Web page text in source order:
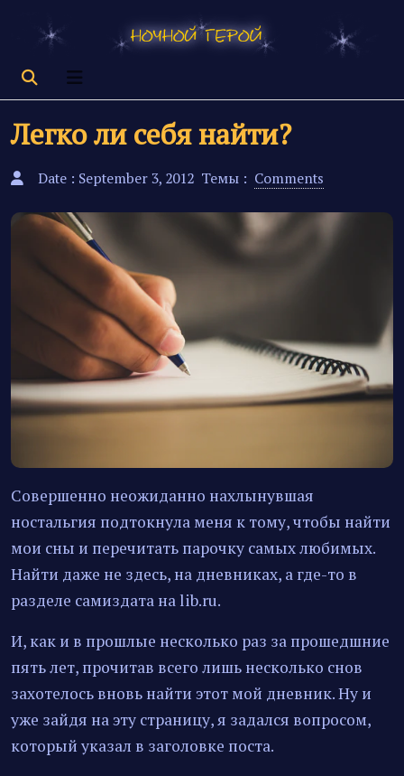
Легко ли себя найти?
Date : September 3, 2012 Темы : Comments
Совершенно неожиданно нахлынувшая
ностальгия подтокнула меня к тому, чтобы найти
мои сны и перечитать парочку самых любимых.
Найти даже не здесь, на дневниках, а где-то в
разделе самиздата на lib.ru.
И, как и в прошлые несколько раз за прошедшние
пять лет, прочитав всего лишь несколько снов
захотелось вновь найти этот мой дневник. Ну и
уже зайдя на эту страницу, я задался вопросом,
который указал в заголовке поста.